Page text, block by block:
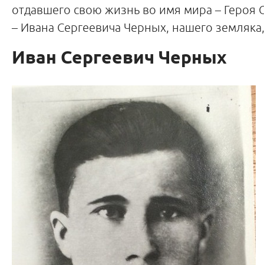
отдавшего свою жизнь во имя мира – Героя
– Ивана Сергеевича Черных, нашего
Иван Сергеевич Черных